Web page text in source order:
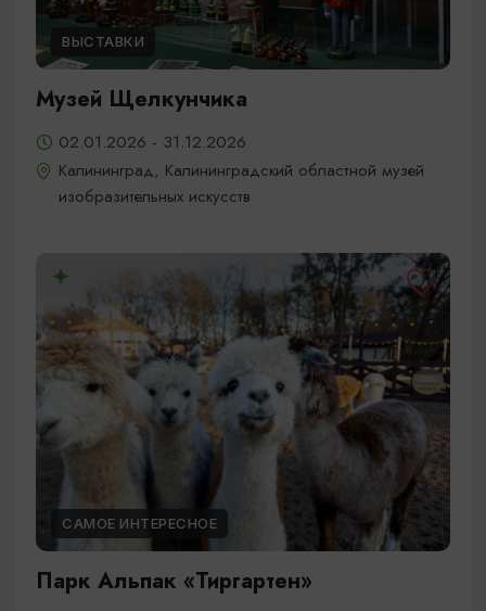
ВЫСТАВКИ
Музей Щелкунчика
02.01.2026 - 31.12.2026
Калининград, Калининградский областной музей
изобразительных искусств
САМОЕ ИНТЕРЕСНОЕ
Парк Альпак «Тиргартен»